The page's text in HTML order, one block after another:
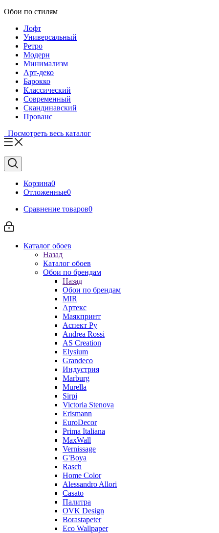
Обои по стилям
Лофт
Универсальный
Ретро
Модерн
Минимализм
Арт-деко
Барокко
Классический
Современный
Скандинавский
Прованс
Посмотреть весь каталог
Корзина0
Отложенные0
Сравнение товаров0
Каталог обоев
Назад
Каталог обоев
Обои по брендам
Назад
Обои по брендам
MIR
Артекс
Маякпринт
Аспект Ру
Andrea Rossi
AS Creation
Elysium
Grandeco
Индустрия
Marburg
Murella
Sirpi
Victoria Stenova
Erismann
EuroDecor
Prima Italiana
MaxWall
Vernissage
G'Boya
Rasch
Home Color
Alessandro Allori
Casato
Палитра
OVK Design
Borastapeter
Eco Wallpaper